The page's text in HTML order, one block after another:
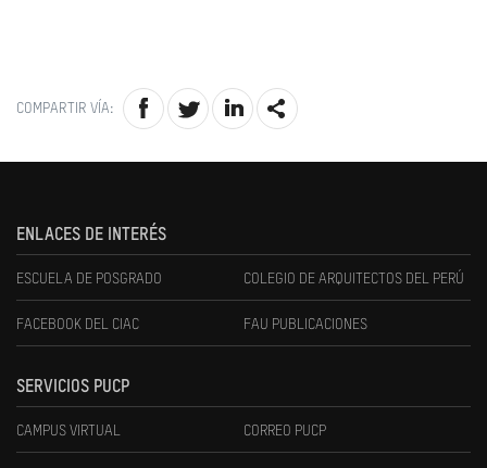
COMPARTIR VÍA:
ENLACES DE INTERÉS
ESCUELA DE POSGRADO COLEGIO DE ARQUITECTOS DEL PERÚ
FACEBOOK DEL CIAC FAU PUBLICACIONES
SERVICIOS PUCP
CAMPUS VIRTUAL CORREO PUCP